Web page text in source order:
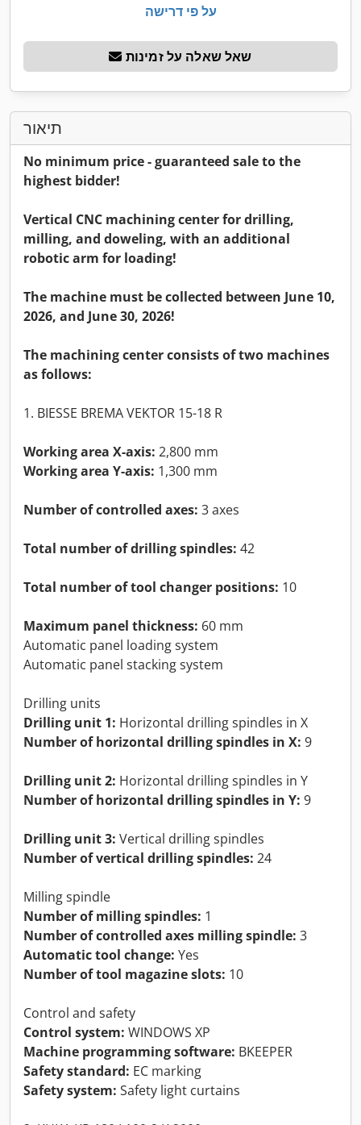
על פי דרישה
שאל שאלה על זמינות
תיאור
No minimum price - guaranteed sale to the
highest bidder!
Vertical CNC machining center for drilling,
milling, and doweling, with an additional
robotic arm for loading!
The machine must be collected between June 10,
2026, and June 30, 2026!
The machining center consists of two machines
as follows:
1. BIESSE BREMA VEKTOR 15-18 R
Working area X-axis: 2,800 mm
Working area Y-axis: 1,300 mm
Number of controlled axes: 3 axes
Total number of drilling spindles: 42
Total number of tool changer positions: 10
Maximum panel thickness: 60 mm
Automatic panel loading system
Automatic panel stacking system
Drilling units
Drilling unit 1: Horizontal drilling spindles in X
Number of horizontal drilling spindles in X: 9
Drilling unit 2: Horizontal drilling spindles in Y
Number of horizontal drilling spindles in Y: 9
Drilling unit 3: Vertical drilling spindles
Number of vertical drilling spindles: 24
Milling spindle
Number of milling spindles: 1
Number of controlled axes milling spindle: 3
Automatic tool change: Yes
Number of tool magazine slots: 10
Control and safety
Control system: WINDOWS XP
Machine programming software: BKEEPER
Safety standard: EC marking
Safety system: Safety light curtains